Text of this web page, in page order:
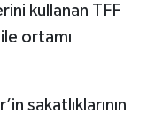
kullanan TFF
ortamı
sakatlıklarının